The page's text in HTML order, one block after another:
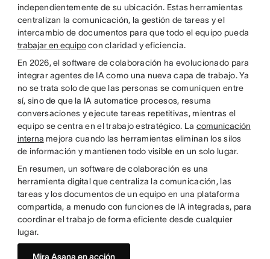
independientemente de su ubicación. Estas herramientas
centralizan la comunicación, la gestión de tareas y el
intercambio de documentos para que todo el equipo pueda
trabajar en equipocon claridad y eficiencia.
En 2026, el software de colaboración ha evolucionado para
integrar agentes de IA como una nueva capa de trabajo. Ya
no se trata solo de que las personas se comuniquen entre
sí, sino de que la IA automatice procesos, resuma
conversaciones y ejecute tareas repetitivas, mientras el
equipo se centra en el trabajo estratégico. La comunicación
interna mejora cuando las herramientas eliminan los silos
de información y mantienen todo visible en un solo lugar.
En resumen, un software de colaboración es una
herramienta digital que centraliza la comunicación, las
tareas y los documentos de un equipo en una plataforma
compartida, a menudo con funciones de IA integradas, para
coordinar el trabajo de forma eficiente desde cualquier
lugar.
Mira Asana en acción